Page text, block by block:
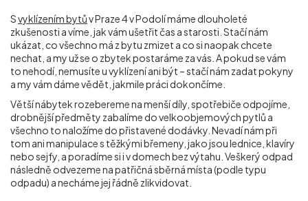
Svyklízením bytův Praze 4 v Podolí máme dlouholeté
zkušenosti a víme, jak vám ušetřit čas a starosti. Stačí nám
ukázat, co všechno má z bytu zmizet a co si naopak chcete
nechat, a my už se o zbytek postaráme za vás. A pokud se vám
to nehodí, nemusíte u vyklízení ani být – stačí nám zadat pokyny
a my vám dáme vědět, jakmile práci dokončíme.
Větší nábytek rozebereme na menší díly, spotřebiče odpojíme,
drobnější předměty zabalíme do velkoobjemových pytlů a
všechno to naložíme do přistavené dodávky. Nevadí nám při
tom ani manipulace s těžkými břemeny, jako jsou lednice, klavíry
nebo sejfy, a poradíme si i v domech bez výtahu. Veškerý odpad
následně odvezeme na patřičná sběrná místa (podle typu
odpadu) a necháme jej řádně zlikvidovat.